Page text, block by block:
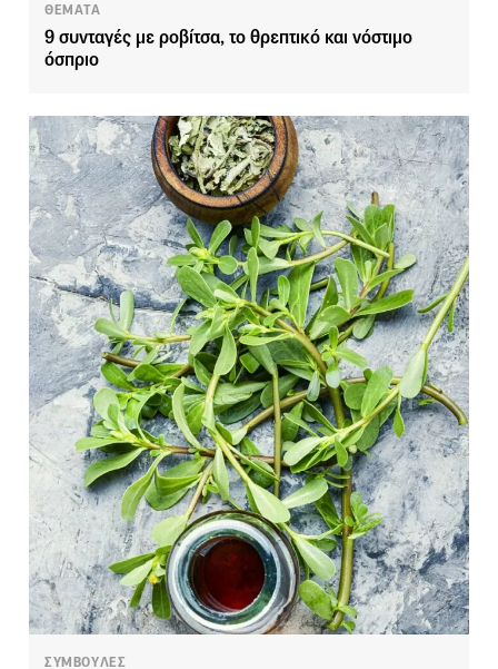
ΘΕΜΑΤΑ
9 συνταγές με ροβίτσα, το θρεπτικό και νόστιμο
όσπριο
ΣΥΜΒΟΥΛΕΣ